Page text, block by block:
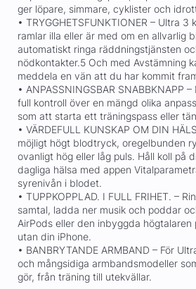
ger löpare, simmare, cyklister och
• TRYGGHETSFUNKTIONER – Ultra 3
ramlar illa eller är med om en allvarlig
automatiskt ringa räddningstjänsten
nödkontakter.5 Och med Avstämning
meddela en vän att du har kommit
• ANPASSNINGSBAR SNABBKNAPP
full kontroll över en mängd olika
som att starta ett träningspass eller
• VÄRDEFULL KUNSKAP OM DIN
möjligt högt blodtryck, oregelbunden
ovanligt hög eller låg puls. Håll koll på
dagliga hälsa med appen
syrenivån i blodet.
• TUPPKOPPLAD. I FULL FRIHET. –
samtal, ladda ner musik och poddar
AirPods eller den inbyggda högtalaren
utan din iPhone.
• BANBRYTANDE ARMBAND – För
och mångsidiga armbandsmodeller
gör, från träning till utekvällar.